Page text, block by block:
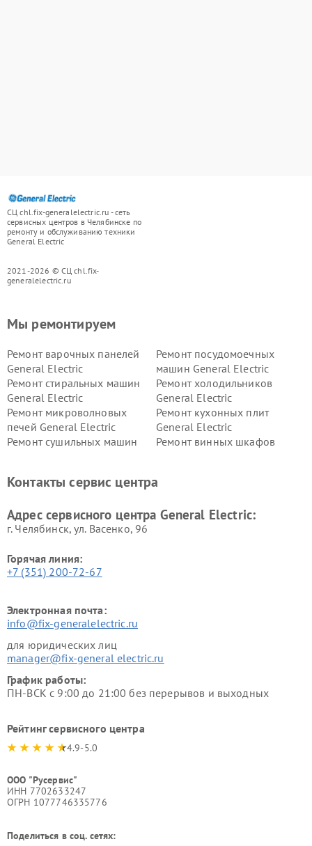
СЦ chl.fix-generalelectric.ru - сеть
сервисных центров в Челябинске по
ремонту и обслуживанию техники
General Electric
2021-2026 © СЦ chl.fix-
generalelectric.ru
Мы ремонтируем
Ремонт варочных панелей
General Electric
Ремонт посудомоечных
машин General Electric
Ремонт стиральных машин
General Electric
Ремонт холодильников
General Electric
Ремонт микроволновых
печей General Electric
Ремонт кухонных плит
General Electric
Ремонт сушильных машин
Ремонт винных шкафов
Electric
General Electric
Контакты сервис центра
Адрес сервисного центра General Electric:
г. Челябинск, ул. Васенко, 96
Горячая линия:
+7 (351) 200-72-67
Электронная почта:
info@fix-generalelectric.ru
для юридических лиц
manager@fix-general electric.ru
График работы:
ПН-ВСК с 9:00 до 21:00 без перерывов и выходных
Рейтинг сервисного центра
4.9-5.0
ООО "Русервис"
ИНН 7702633247
ОГРН 1077746335776
Поделиться в соц. сетях: